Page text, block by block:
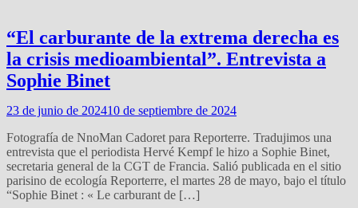
“El carburante de la extrema derecha es
la crisis medioambiental”. Entrevista a
Sophie Binet
23 de junio de 202410 de septiembre de 2024
Fotografía de NnoMan Cadoret para Reporterre. Tradujimos una
entrevista que el periodista Hervé Kempf le hizo a Sophie Binet,
secretaria general de la CGT de Francia. Salió publicada en el sitio
parisino de ecología Reporterre, el martes 28 de mayo, bajo el título
“Sophie Binet : « Le carburant de […]